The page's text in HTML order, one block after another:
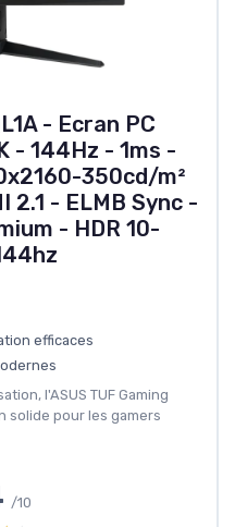
- Ecran PC
- 144Hz - 1ms -
350cd/m²
2.1 - ELMB Sync -
- HDR 10-
efficaces
l'ASUS TUF Gaming
solide pour les gamers
/10